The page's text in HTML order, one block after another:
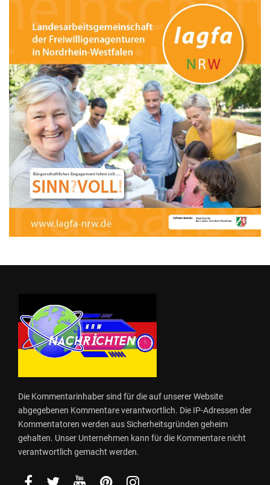
Die Kommentarinhaber sind für die auf unserer Website
abgegebenen Kommentare verantwortlich. Die IP-Adressen der
Kommentatoren werden aus Sicherheitsgründen geheim
gehalten. Unser Unternehmen kann für die Kommentare nicht
verantwortlich gemacht werden.